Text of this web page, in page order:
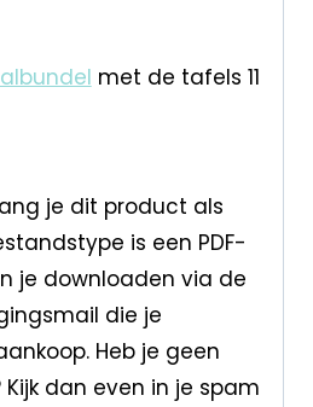
met de tafels 11
je dit product als
is een PDF-
je downloaden via de
die je
Heb je geen
dan even in je spam